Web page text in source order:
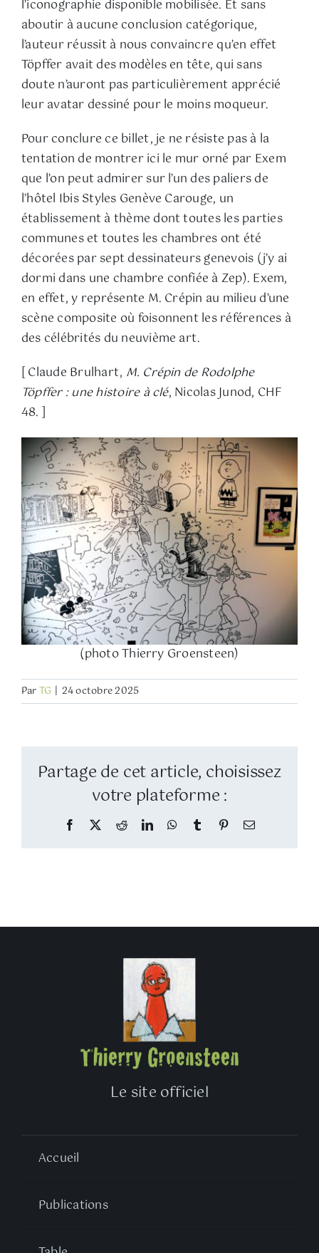
l’iconographie disponible mobilisée. Et sans
aboutir à aucune conclusion catégorique,
l’auteur réussit à nous convaincre qu’en effet
Töpffer avait des modèles en tête, qui sans
doute n’auront pas particulièrement apprécié
leur avatar dessiné pour le moins moqueur.
Pour conclure ce billet, je ne résiste pas à la
tentation de montrer ici le mur orné par Exem
que l’on peut admirer sur l’un des paliers de
l’hôtel Ibis Styles Genève Carouge, un
établissement à thème dont toutes les parties
communes et toutes les chambres ont été
décorées par sept dessinateurs genevois (j’y ai
dormi dans une chambre confiée à Zep). Exem,
en effet, y représente M. Crépin au milieu d’une
scène composite où foisonnent les références à
des célébrités du neuvième art.
[ Claude Brulhart, M. Crépin de Rodolphe
Töpffer : une histoire à clé, Nicolas Junod, CHF
48. ]
(photo Thierry Groensteen)
ParTG | 24 octobre 2025
Partage de cet article, choisissez
votre plateforme :
Facebook
TwitterRedditLinkedInWhatsApp
TumblrPinterestEmail
Le site officiel
Accueil
Publications